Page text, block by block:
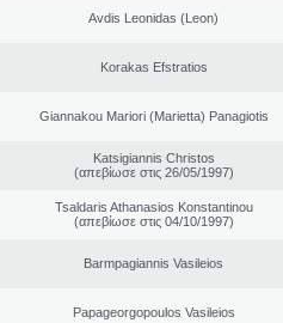
Avdis Leonidas (Leon)
Korakas Efstratios
Giannakou Mariori (Marietta) Panagiotis
Katsigiannis Christos
(απεβίωσε στις 26/05/1997)
Tsaldaris Athanasios Konstantinou
(απεβίωσε στις 04/10/1997)
Barmpagiannis Vasileios
Papageorgopoulos Vasileios